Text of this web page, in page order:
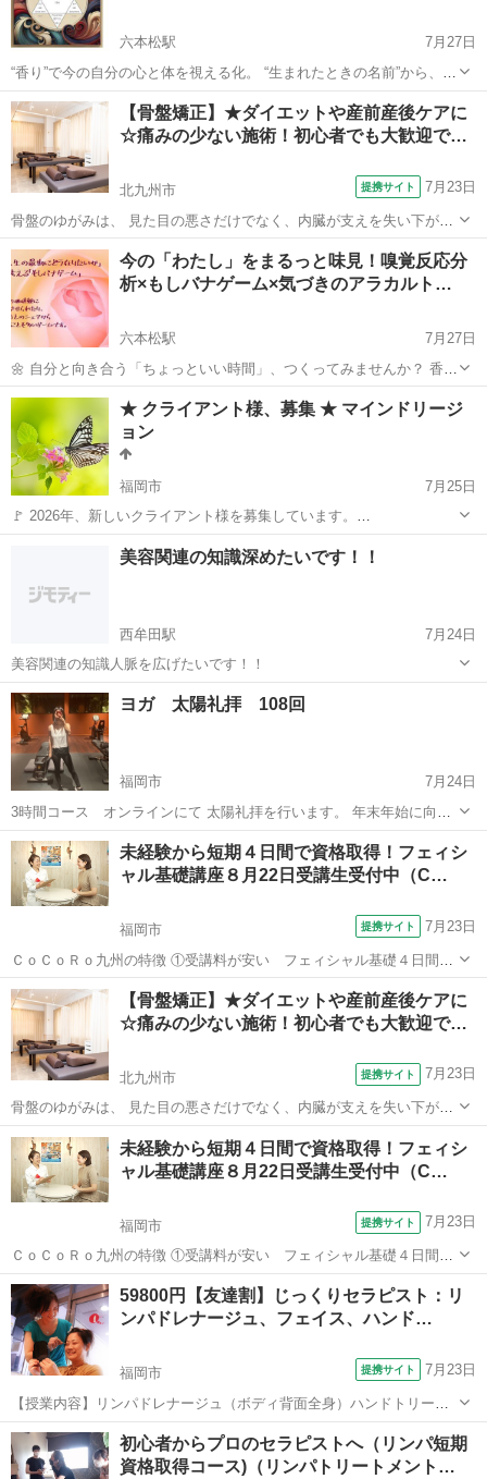
六本松駅
7月27日
“香り”で今の自分の心と体を視える化。 “生まれたときの名前”から、今
世のあなたの役割を読み解く。 この２つのメソッドで、 自分の「トリ
セツ（取扱説明書）」を作ってみませんか？ 【Part 1：嗅覚反...
福岡 福岡市 六本松駅 アロマ 嗅覚
【骨盤矯正】★ダイエットや産前産後ケアに
☆痛みの少ない施術！初心者でも大歓迎で…
北九州市 提携サイト 7月23日
骨盤のゆがみは、 見た目の悪さだけでなく、内臓が支えを失い下がっ
てしまうので、下腹が出てぽっこり、 おしりや太ももに脂肪が付いて
きます。 背中が曲がって姿勢が悪くなり、肩こりや腰痛の元になって
しまいます！ そして、姿勢が悪...
福岡 北九州市 整体
今の「わたし」をまるっと味見！嗅覚反応分
析×もしバナゲーム×気づきのアラカルト…
六本松駅
7月27日
🌼 自分と向き合う「ちょっといい時間」、つくってみませんか？ 香り
から自分の心と体のバランスを知る「嗅覚反応分析」、 人生の価値観
をカードで楽しく見つめる「もしバナゲーム」、 そしてちょっぴり深
掘りなアラカルト講座...
福岡 福岡市 六本松駅 アロマ 嗅覚
★ クライアント様、募集 ★ マインドリージ
ョン
福岡市
7月25日
🚩 2026年、新しいクライアント様を募集しています。
https://www.quelle-ub.com/kshm-m Quelle主催のガイド・寺田さきえ
が 最も得意としているセッションでもあります。 こ...
その他 リージョン
美容関連の知識深めたいです！！
西牟田駅
7月24日
美容関連の知識人脈を広げたいです！！
福岡 八女郡 西牟田駅 美容健康
ヨガ 太陽礼拝 108回
福岡市
7月24日
3時間コース オンラインにて 太陽礼拝を行います。 年末年始に向け
て、煩悩を無くすために 事業の一環としてやってみたい方 対象者 女
性 お子様 学生様 一緒に108回 筋肉痛覚悟の上 ご連絡お待ちして
おります。 個人差...
福岡 福岡市 その他 オンライン
未経験から短期４日間で資格取得！フェィシ
ャル基礎講座８月22日受講生受付中（C…
福岡市 提携サイト 7月23日
ＣｏＣｏＲｏ九州の特徴 ①受講料が安い フェィシャル基礎４日間
55,000円 ②何度でも練習できる制度あり安心 ③未経験でも開業出来
るサポート ④独立開業個人専門スクール ⑤開業、開業後もサポート
Ａ．創立24年毎月無料...
福岡 福岡市 エステ
【骨盤矯正】★ダイエットや産前産後ケアに
☆痛みの少ない施術！初心者でも大歓迎で…
北九州市 提携サイト 7月23日
骨盤のゆがみは、 見た目の悪さだけでなく、内臓が支えを失い下がっ
てしまうので、下腹が出てぽっこり、 おしりや太ももに脂肪が付いて
きます。 背中が曲がって姿勢が悪くなり、肩こりや腰痛の元になって
しまいます！ そして、姿勢が悪...
福岡 北九州市 整体
未経験から短期４日間で資格取得！フェィシ
ャル基礎講座８月22日受講生受付中（C…
福岡市 提携サイト 7月23日
ＣｏＣｏＲｏ九州の特徴 ①受講料が安い フェィシャル基礎４日間
55,000円 ②何度でも練習できる制度あり安心 ③未経験でも開業出来
るサポート ④独立開業個人専門スクール ⑤開業、開業後もサポート
Ａ．創立24年毎月無料...
福岡 福岡市 エステ
59800円【友達割】じっくりセラピスト：リ
ンパドレナージュ、フェイス、ハンド…
福岡市 提携サイト 7月23日
【授業内容】リンパドレナージュ（ボディ背面全身）ハンドトリート
メント（アロマ）フェイスエステのこの３つの技術がついていま
す！！激安です。また、学科＆技術もきちんと行います。無料質問、
材料もお安くお譲りします。修了証1700円...
福岡 福岡市 エステ
初心者からプロのセラピストへ（リンパ短期
資格取得コース)（リンパトリートメント…